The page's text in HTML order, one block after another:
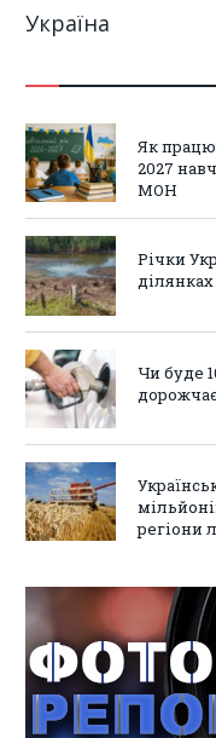
Україна
Як
2027
МОН
Річки
Чи буде
регіони